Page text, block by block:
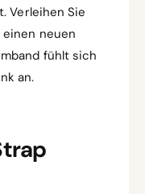
Verleihen Sie
neuen
fühlt sich
an.